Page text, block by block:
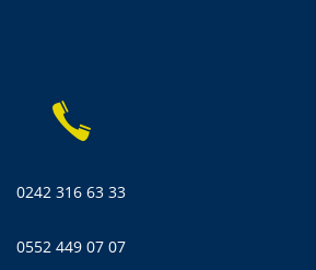
0242 316 63 33
0552 449 07 07